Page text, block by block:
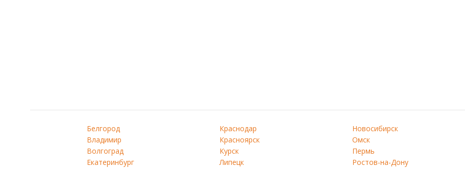
Белгород
Владимир
Волгоград
Екатеринбург
Краснодар
Красноярск
Курск
Липецк
Новосибирск
Омск
Пермь
Ростов-на-Дону